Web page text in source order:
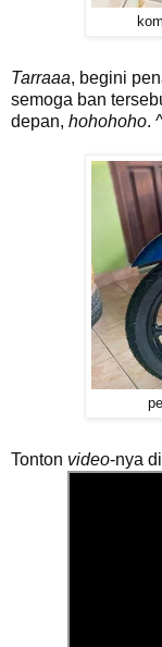
Tarraaa, begini
semoga ban
depan, hohohoho.
Tonton video-nya